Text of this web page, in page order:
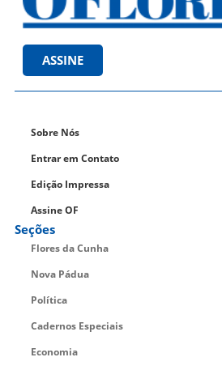
ASSINE
Sobre Nós
Entrar em Contato
Edição Impressa
Assine OF
Seções
Flores da Cunha
Nova Pádua
Política
Cadernos Especiais
Economia